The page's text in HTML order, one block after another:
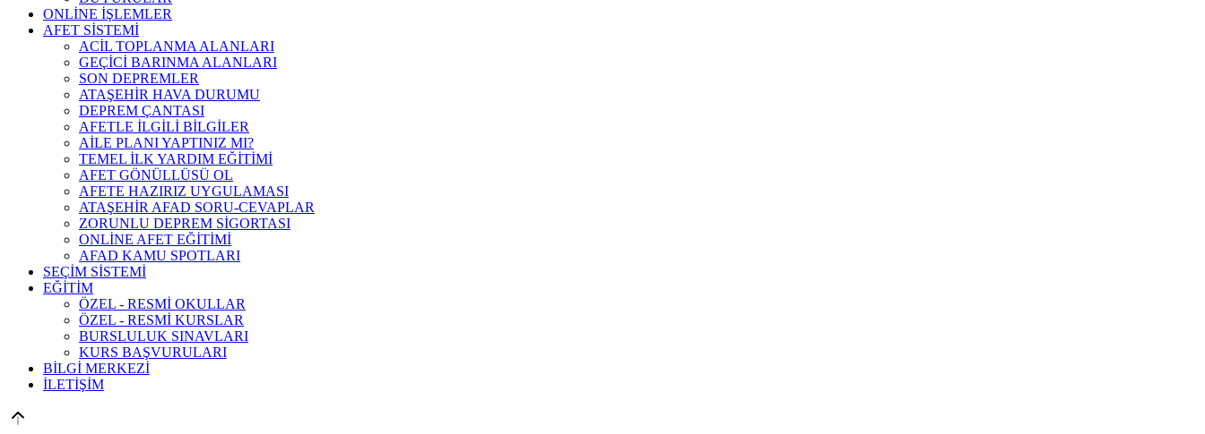
ONLİNE İŞLEMLER
AFET SİSTEMİ
ACİL TOPLANMA ALANLARI
GEÇİCİ BARINMA ALANLARI
SON DEPREMLER
ATAŞEHİR HAVA DURUMU
DEPREM ÇANTASI
AFETLE İLGİLİ BİLGİLER
AİLE PLANI YAPTINIZ MI?
TEMEL İLK YARDIM EĞİTİMİ
AFET GÖNÜLLÜSÜ OL
AFETE HAZIRIZ UYGULAMASI
ATAŞEHİR AFAD SORU-CEVAPLAR
ZORUNLU DEPREM SİGORTASI
ONLİNE AFET EĞİTİMİ
AFAD KAMU SPOTLARI
SEÇİM SİSTEMİ
EĞİTİM
ÖZEL - RESMİ OKULLAR
ÖZEL - RESMİ KURSLAR
BURSLULUK SINAVLARI
KURS BAŞVURULARI
BİLGİ MERKEZİ
İLETİŞİM